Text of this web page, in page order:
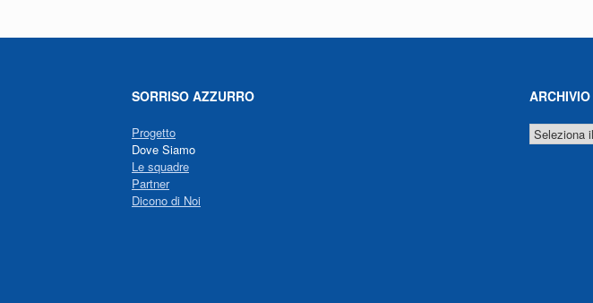
SORRISO AZZURRO
Progetto
Dove Siamo
Le squadre
Partner
Dicono di Noi
ARCHIVIO
NEWS